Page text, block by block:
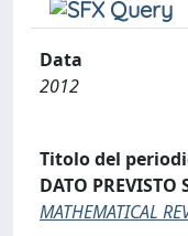
Data
2012
Titolo del
DATO
MATHEMATICAL